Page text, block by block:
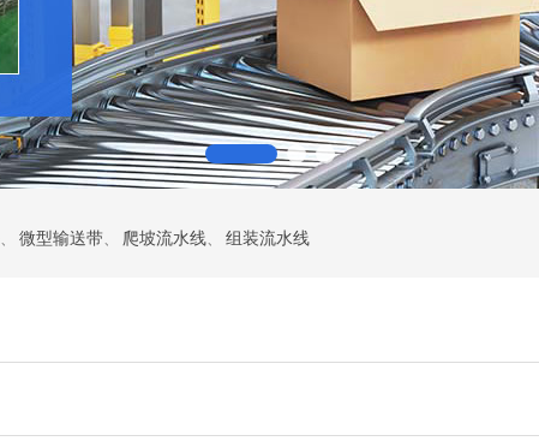
、 微型输送带、 爬坡流水线、 组装流水线